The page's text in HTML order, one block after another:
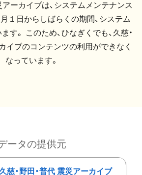
アーカイブは、システムメンテナンス
１日からしばらくの期間、システム
す。 このため、ひなぎくでも、久慈・
イブのコンテンツの利用ができなく
なっています。
ータの提供元
慈・野田・普代 震災アーカイブ